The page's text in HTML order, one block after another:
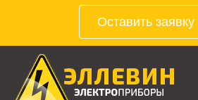
Оставить заявку